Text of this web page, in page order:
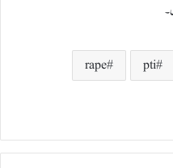
pti
rape